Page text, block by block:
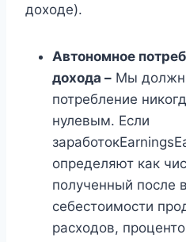
доходе).
Автономное
дохода – Мы
потребление
нулевым. Если
определяют как
полученный после
себестоимости
расходов,